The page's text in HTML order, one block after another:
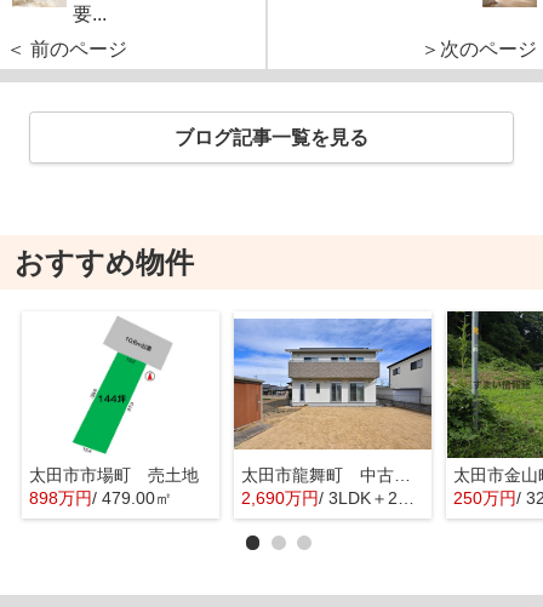
要...
＜ 前のページ
＞次のページ
ブログ記事一覧を見る
おすすめ物件
太田市市場町 売土地
898万円/ 479.00㎡
太田市龍舞町 中古戸建
2,690万円/ 3LDK＋2S(納戸)
太田市金
250万円/